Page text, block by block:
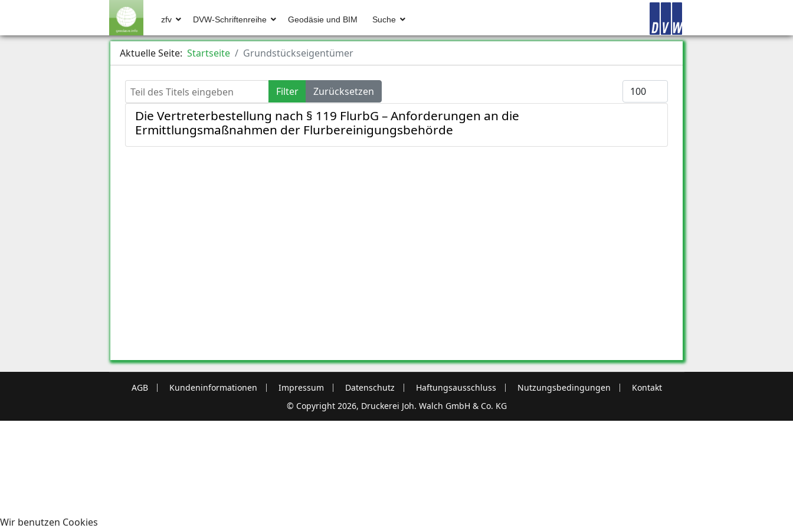
zfv DVW-Schriftenreihe Geodäsie und BIM Suche
Aktuelle Seite: Startseite Grundstückseigentümer
Teil des Titels eingeben Filter Zurücksetzen Anzeige #
Die Vertreterbestellung nach § 119 FlurbG – Anforderungen an die
Ermittlungsmaßnahmen der Flurbereinigungsbehörde
AGB Kundeninformationen Impressum Datenschutz Haftungsausschluss Nutzungsbedingungen
Kontakt
© Copyright 2026, Druckerei Joh. Walch GmbH & Co. KG
Wir benutzen Cookies